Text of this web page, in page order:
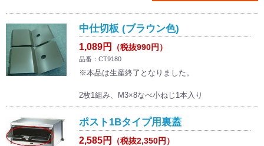
中仕切板 (ブラウン色)
1,089円 （税抜990円）
品番：CT9180
※本品は生産終了となりました。
2枚1組み、M3×8なべ小ねじ1本入り
ポスト1Bタイプ用裏蓋
2,585円 （税抜2,350円）